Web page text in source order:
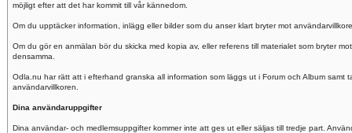
möjligt efter att det har kommit till vår kännedom.
Om du upptäcker information, inlägg eller bilder som du anser klart bryter mot
Om du gör en anmälan bör du skicka med kopia av, eller referens till materialet som bryter
densamma.
Odla.nu har rätt att i efterhand granska all information som läggs ut i Forum och Album samt
användarvillkoren.
Dina användaruppgifter
Dina användar- och medlemsuppgifter kommer inte att ges ut eller säljas till tredje part.